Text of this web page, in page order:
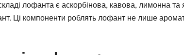
лофанта є аскорбінова, кавова, лимонна та
Ці компоненти роблять лофант не лише